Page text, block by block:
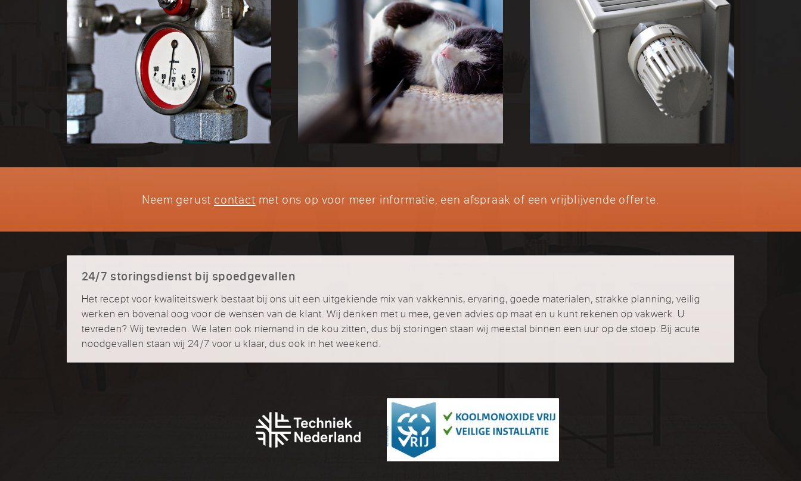
Neem gerust contact met ons op voor meer informatie, een afspraak of een vrijblijvende offerte.
24/7 storingsdienst bij spoedgevallen
Het recept voor kwaliteitswerk bestaat bij ons uit een uitgekiende mix van vakkennis, ervaring, goede materialen, strakke planning, veilig
werken en bovenal oog voor de wensen van de klant. Wij denken met u mee, geven advies op maat en u kunt rekenen op vakwerk. U
tevreden? Wij tevreden. We laten ook niemand in de kou zitten, dus bij storingen staan wij meestal binnen een uur op de stoep. Bij acute
noodgevallen staan wij 24/7 voor u klaar, dus ook in het weekend.